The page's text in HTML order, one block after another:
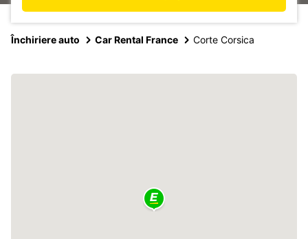
Închiriere auto Car Rental France Corte Corsica